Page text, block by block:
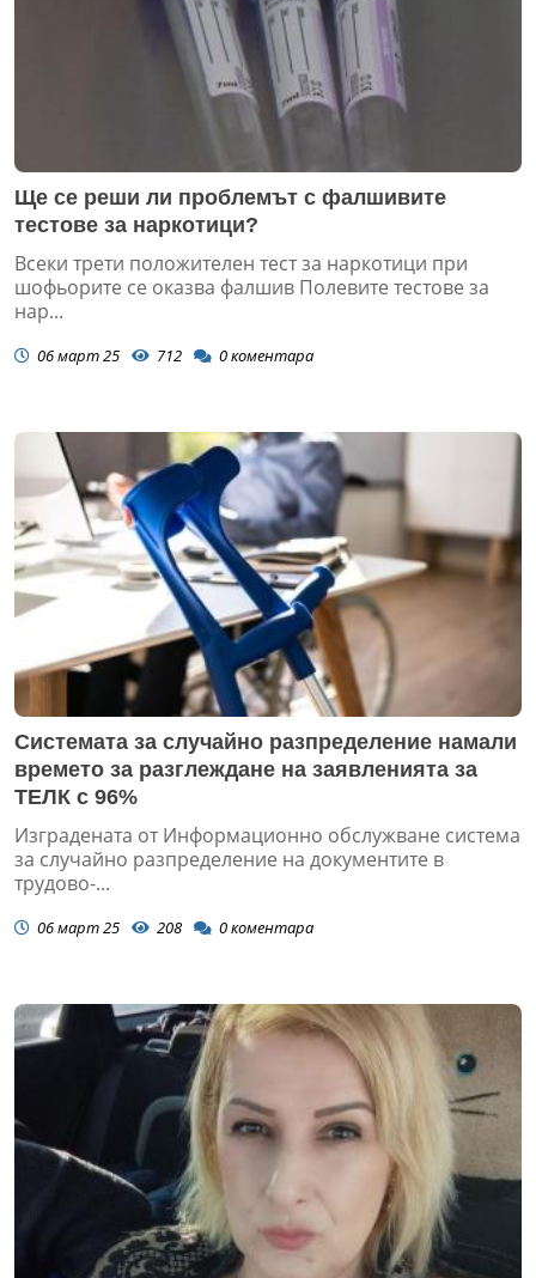
Ще се реши ли проблемът с фалшивите
тестове за наркотици?
Всеки трети положителен тест за наркотици при
шофьорите се оказва фалшив Полевите тестове за
нар...
06 март 25 712 0коментара
Системата за случайно разпределение намали
времето за разглеждане на заявленията за
ТЕЛК с 96%
Изградената от Информационно обслужване система
за случайно разпределение на документите в
трудово-...
06 март 25 208 0коментара